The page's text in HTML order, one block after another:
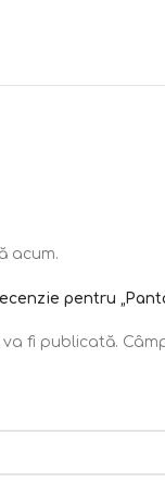
acum.
pentru
fi publicată.